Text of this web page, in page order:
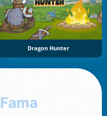
Dragon Hunter
Fama